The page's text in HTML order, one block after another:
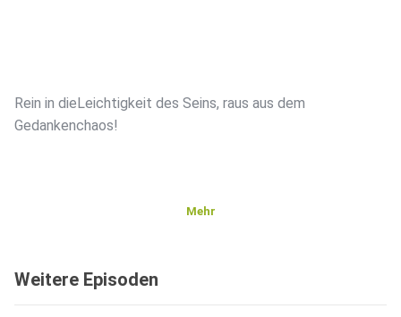
Rein in dieLeichtigkeit des Seins, raus aus dem
Gedankenchaos!
nichtewig auf
Mehr
Weitere Episoden